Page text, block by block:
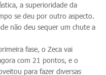
a superioridade da
se deu por outro aspecto.
não deu sequer um chute a
fase, o Zeca vai
com 21 pontos, e o
para fazer diversas